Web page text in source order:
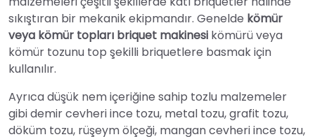
sıkıştıran bir mekanik ekipmandır. Genelde kömür
veya kömür topları briquet makinesi kömürü veya
kömür tozunu top şekilli briquetlere basmak için
kullanılır.
Ayrıca düşük nem içeriğine sahip tozlu malzemeler
gibi demir cevheri ince tozu, metal tozu, grafit tozu,
döküm tozu, rüşeym ölçeği, mangan cevheri ince tozu,